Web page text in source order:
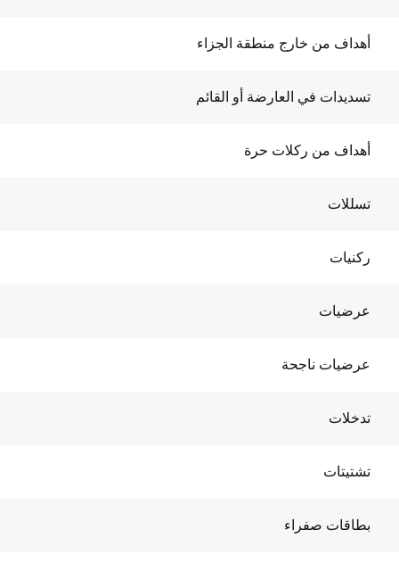
أهداف من خارج منطقة الجزاء
تسديدات في العارضة أو القائم
أهداف من ركلات حرة
تسللات
ركنيات
عرضيات
عرضيات ناجحة
تدخلات
تشتيتات
بطاقات صفراء